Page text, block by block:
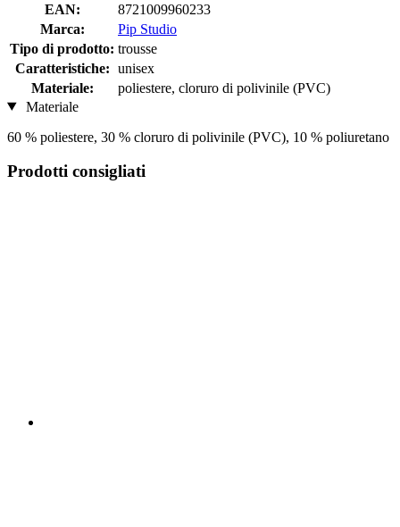
EAN:
8721009960233
Marca:
Pip Studio
Tipo di prodotto: trousse
Caratteristiche: unisex
Materiale:
poliestere, cloruro di polivinile (PVC)
Materiale
60 % poliestere, 30 % cloruro di polivinile (PVC), 10 % poliuretano
Prodotti consigliati